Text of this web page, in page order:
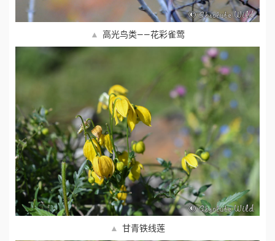
▲ 高光鸟类——花彩雀莺
▲ 甘青铁线莲